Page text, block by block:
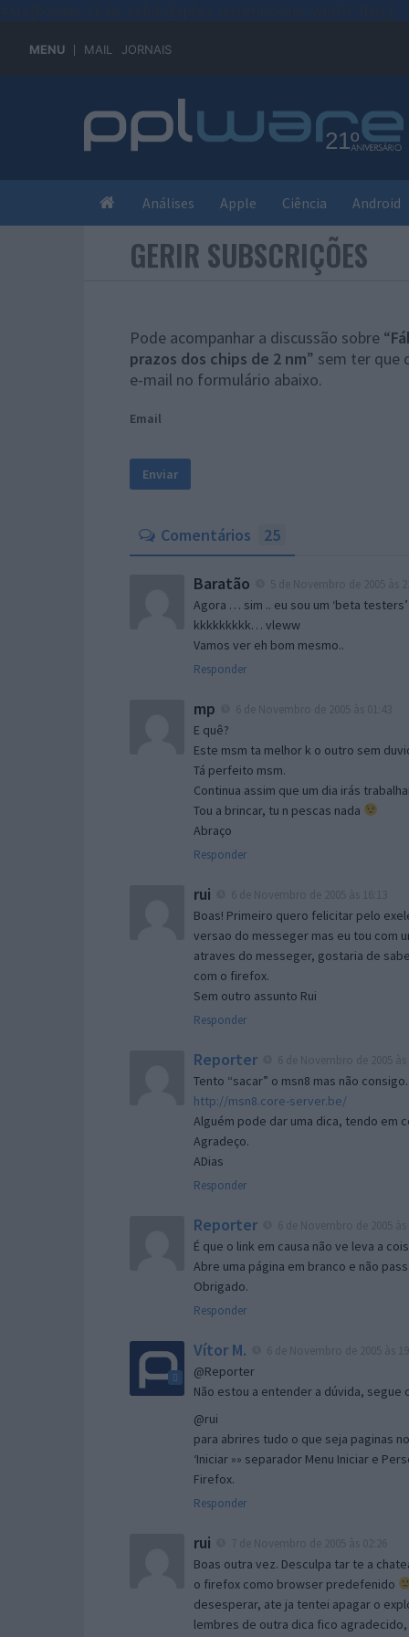
MENU MAIL JORNAIS
Análises Apple Ciência Android
GERIR SUBSCRIÇÕES
Pode acompanhar a discussão sobre “
prazos dos chips de 2 nm” sem ter que
e-mail no formulário abaixo.
Email
Comentários 25
Baratão
Agora … sim .. eu sou um ‘beta testers’
kkkkkkkkk… vleww
Vamos ver eh bom mesmo..
Responder
mp
E quê?
Este msm ta melhor k o outro sem
Tá perfeito msm.
Continua assim que um dia irás
Tou a brincar, tu n pescas nada
Abraço
Responder
rui
Boas! Primeiro quero felicitar pelo
versao do messeger mas eu tou com
atraves do messeger, gostaria de
com o firefox.
Sem outro assunto Rui
Responder
Reporter
Tento “sacar” o msn8 mas não
http://msn8.core-server.be/
Alguém pode dar uma dica, tendo em
Agradeço.
ADias
Responder
Reporter
É que o link em causa não ve leva a
Abre uma página em branco e não
Obrigado.
Responder
Vítor M.
@Reporter
Não estou a entender a dúvida,
@rui
para abrires tudo o que seja paginas
‘Iniciar »» separador Menu Iniciar e
Firefox.
Responder
rui
Boas outra vez. Desculpa tar te a
o firefox como browser predefenido
desesperar, ate ja tentei apagar o
lembres de outra dica fico